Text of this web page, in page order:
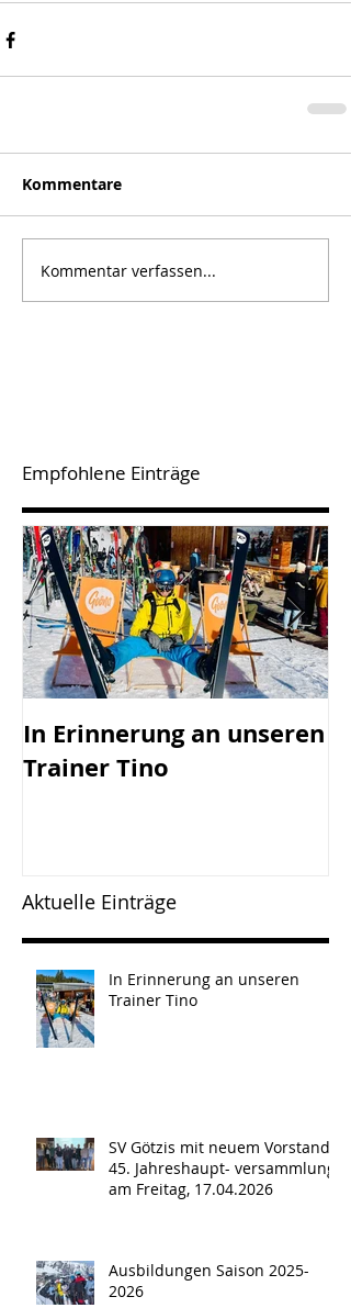
Kommentare
Kommentar verfassen...
Empfohlene Einträge
In Erinnerung an unseren
Trainer Tino
Aktuelle Einträge
In Erinnerung an unseren
Trainer Tino
SV Götzis mit neuem Vorstand -
45. Jahreshaupt- versammlung
am Freitag, 17.04.2026
Ausbildungen Saison 2025-
2026